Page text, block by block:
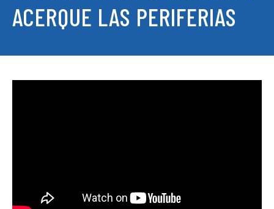
ACERQUE LAS PERIFERIAS